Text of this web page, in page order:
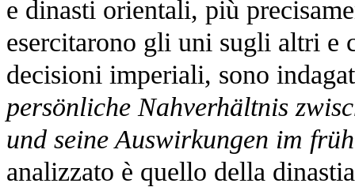
e dinasti orientali, più
esercitarono gli uni sugli altri e
decisioni imperiali, sono
persönliche Nahverhältnis
und seine Auswirkungen im
analizzato è quello della